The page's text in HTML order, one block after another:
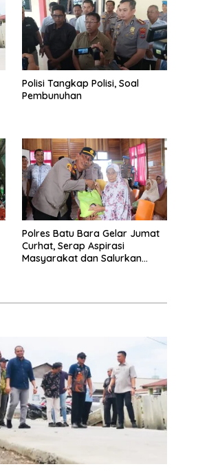
Polisi Tangkap Polisi, Soal
Pembunuhan
Polres Batu Bara Gelar Jumat
Curhat, Serap Aspirasi
Masyarakat dan Salurkan